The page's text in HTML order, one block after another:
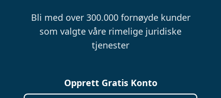
Bli med over 300.000 fornøyde kunder
som valgte våre rimelige juridiske
tjenester
Opprett Gratis Konto